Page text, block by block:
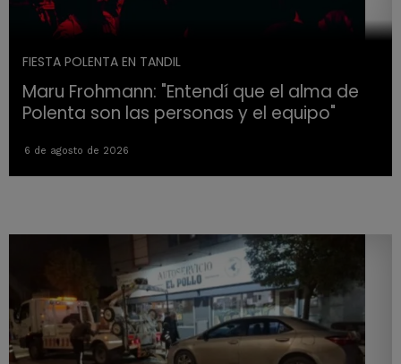
FIESTA POLENTA EN TANDIL
Maru Frohmann: "Entendí que el alma de
Polenta son las personas y el equipo"
6 de agosto de 2026